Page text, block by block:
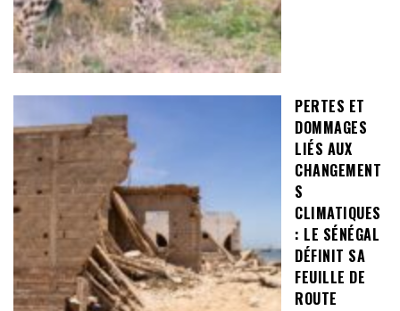
PERTES ET
DOMMAGES
LIÉS AUX
CHANGEMENT
S
CLIMATIQUES
: LE SÉNÉGAL
DÉFINIT SA
FEUILLE DE
ROUTE